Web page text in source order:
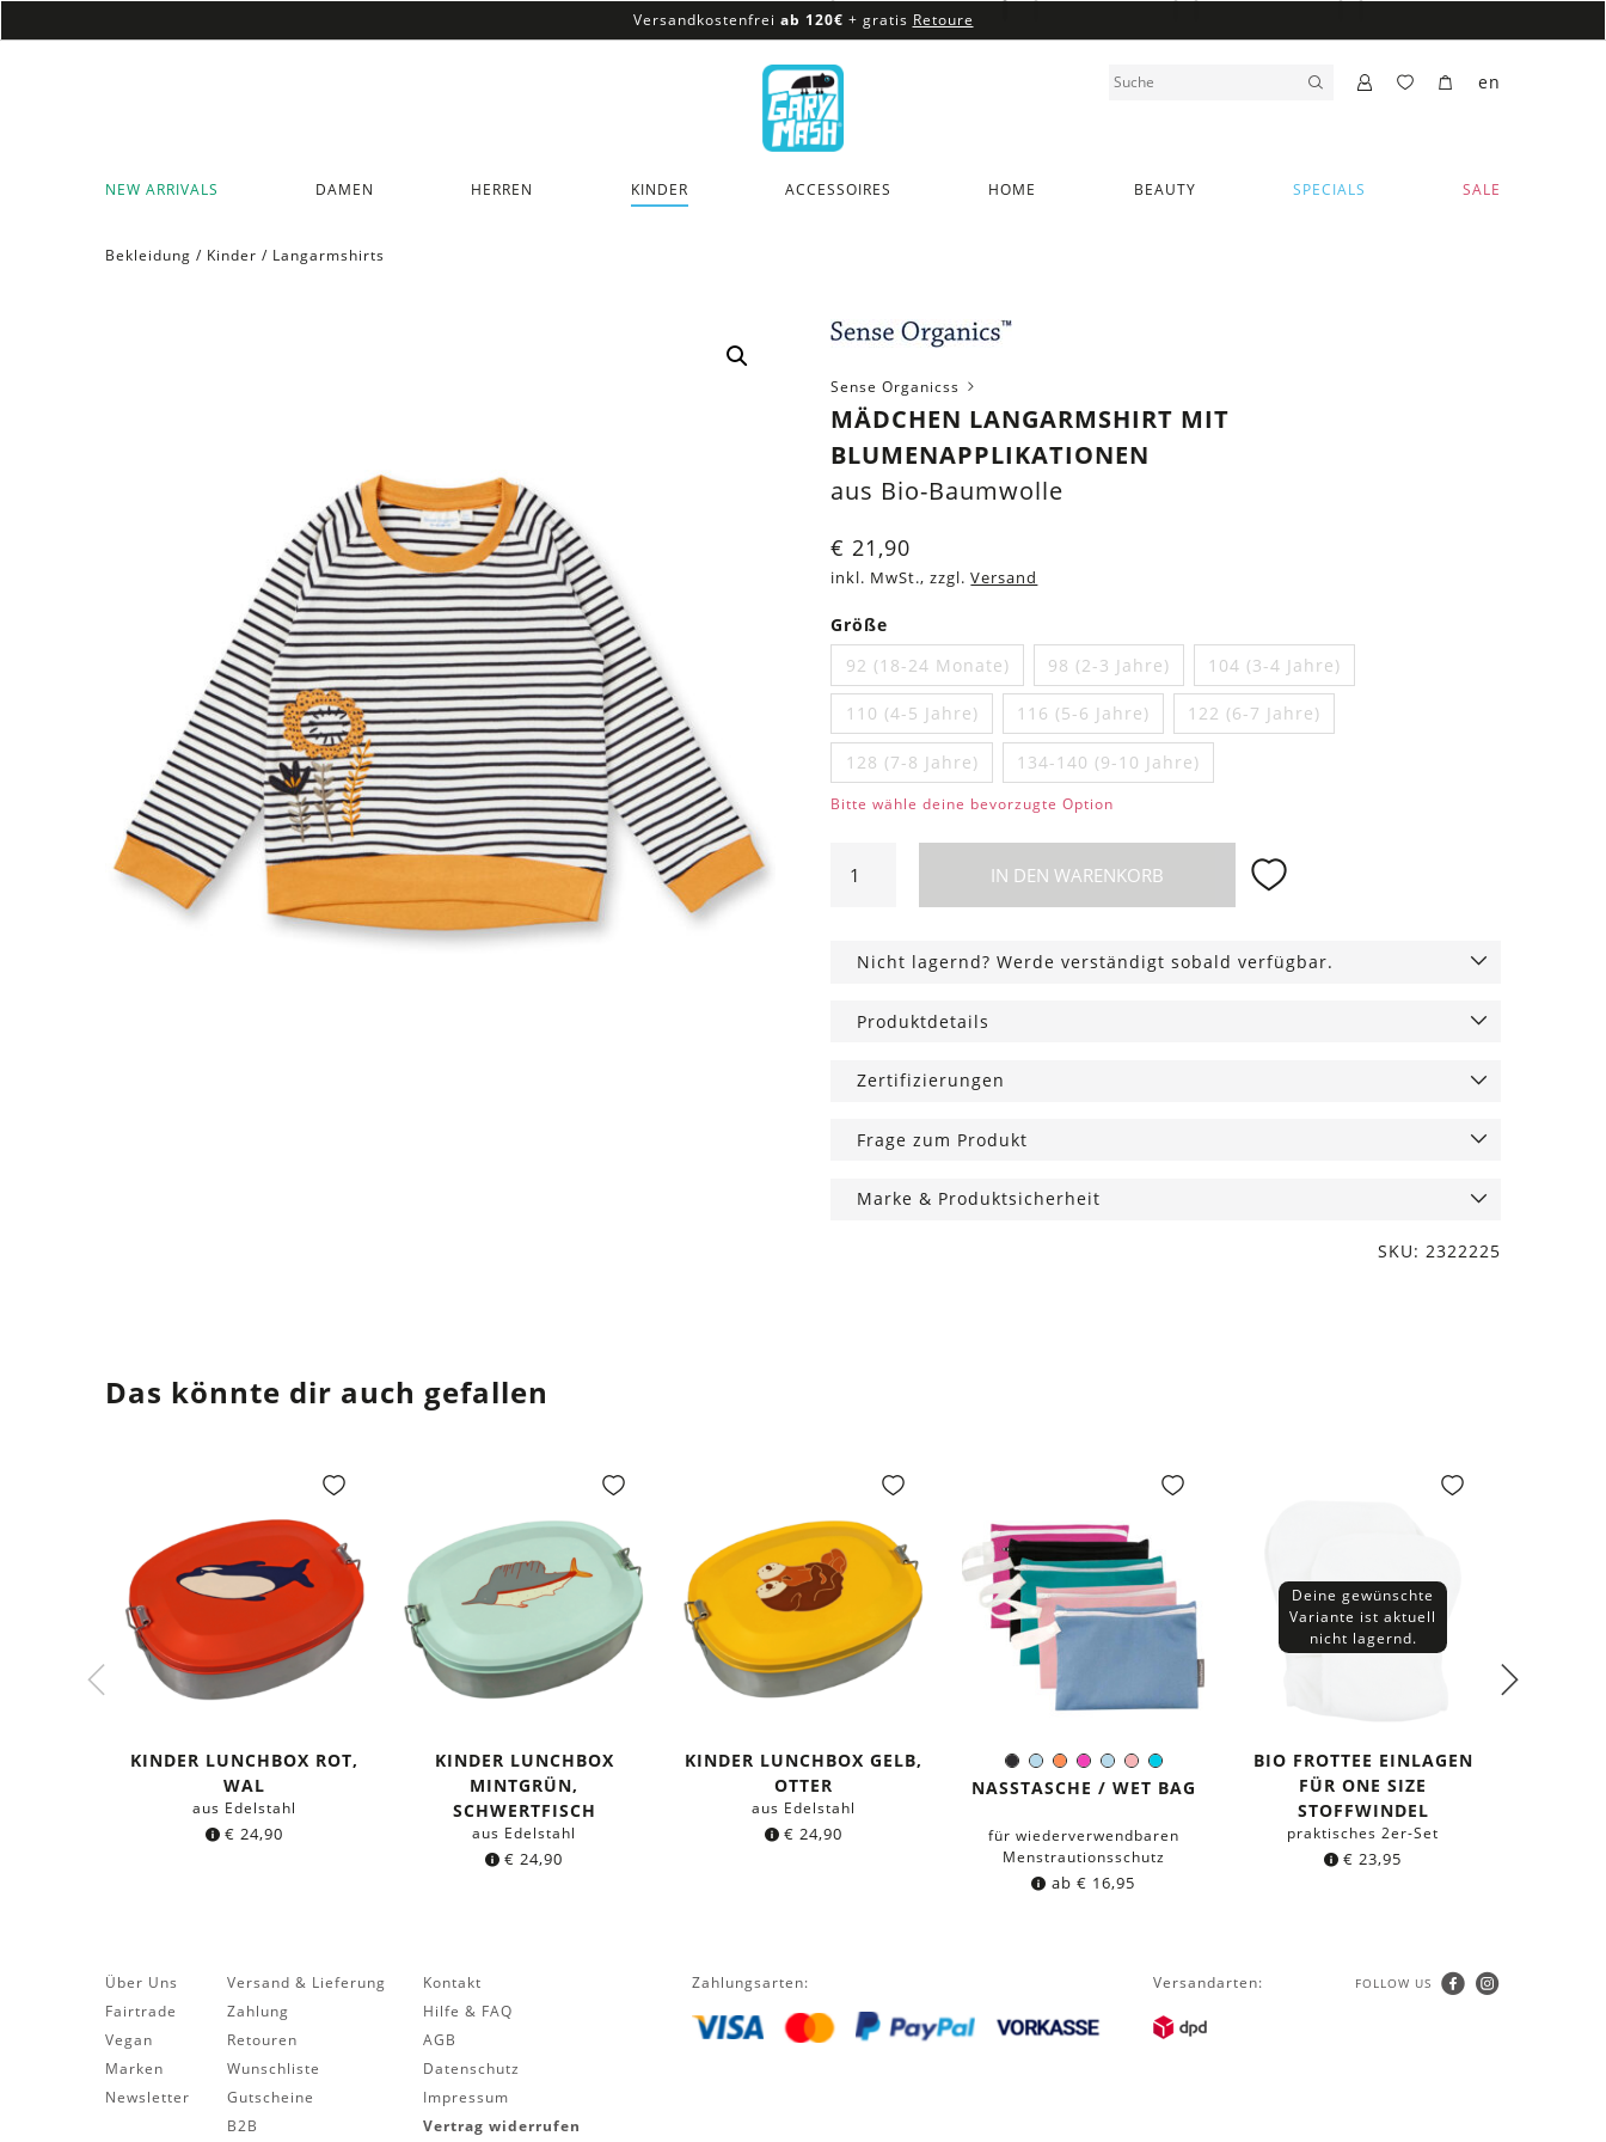
Versandkostenfrei ab 120€ + gratis Retoure
Versandkostenfreiab 120€
NEW ARRIVALS DAMEN HERREN KINDER ACCESSOIRES HOME BEAUTY SPECIALS SALE
en
Bekleidung / Kinder / Langarmshirts
Sense Organicss
MÄDCHEN LANGARMSHIRT MIT
BLUMENAPPLIKATIONEN
aus Bio-Baumwolle
€ 21,90
inkl. MwSt., zzgl. Versand
Größe
92 (18-24 Monate)
98 (2-3 Jahre) 104 (3-4 Jahre)
110 (4-5 Jahre) 116 (5-6 Jahre) 122 (6-7 Jahre)
128 (7-8 Jahre) 134-140 (9-10 Jahre)
Bitte wähle deine bevorzugte Option
Langarmshirt
Menge
IN DEN WARENKORB
Nicht lagernd? Werde verständigt sobald verfügbar.
Produktdetails
Zertifizierungen
Frage zum Produkt
Marke & Produktsicherheit
SKU: 2322225
Das könnte dir auch gefallen
KINDER LUNCHBOX ROT,
WAL
aus Edelstahl
€ 24,90
KINDER LUNCHBOX
MINTGRÜN,
SCHWERTFISCH
aus Edelstahl
€ 24,90
KINDER LUNCHBOX GELB,
OTTER
aus Edelstahl
€ 24,90
Schwarz
Hellblau
Orange
PinkHellblau
RosaTürkis
Farbe:
NASSTASCHE / WET BAG
für wiederverwendbaren
Menstrautionsschutz
ab € 16,95
Deine gewünschte
Variante ist aktuell
nicht lagernd.
BIO FROTTEE EINLAGEN
FÜR ONE SIZE
STOFFWINDEL
praktisches 2er-Set
€ 23,95
Über Uns
Fairtrade
Vegan
Marken
Newsletter
Versand & Lieferung
Zahlung
Retouren
Wunschliste
Gutscheine
B2B
Kontakt
Hilfe & FAQ
AGB
Datenschutz
Impressum
Vertrag widerrufen
Zahlungsarten: Versandarten: FOLLOW US